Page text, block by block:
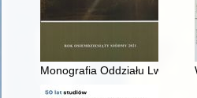
Monografia Oddziału